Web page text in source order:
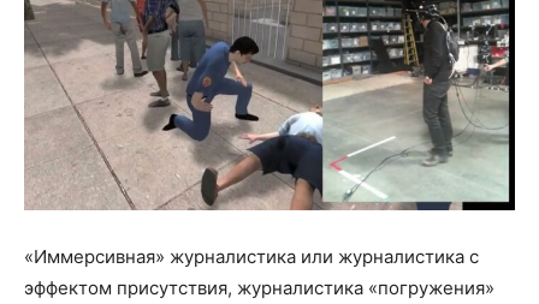
«Иммерсивная» журналистика или журналистика с
эффектом присутствия, журналистика «погружения»